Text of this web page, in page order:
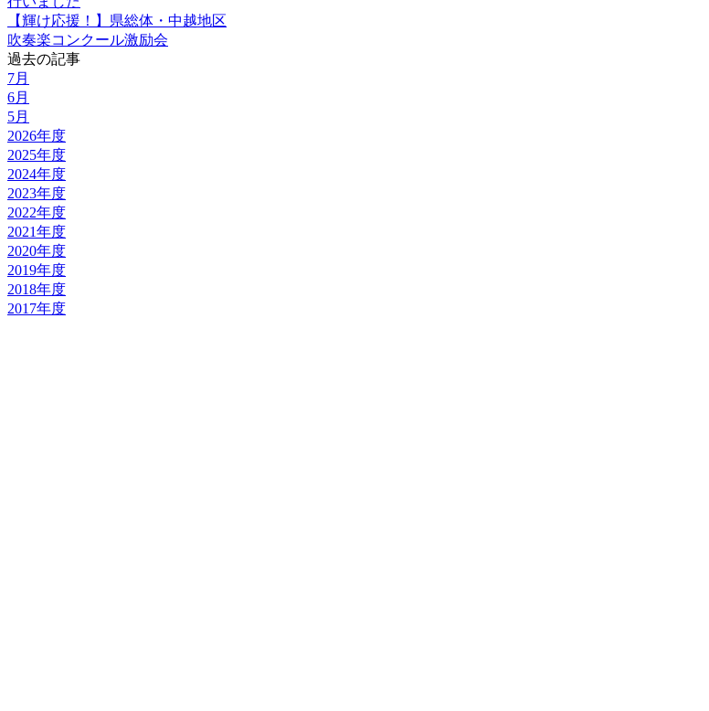
【輝け応援！】県総体・中越地区
吹奏楽コンクール激励会
過去の記事
7月
6月
5月
2026年度
2025年度
2024年度
2023年度
2022年度
2021年度
2020年度
2019年度
2018年度
2017年度